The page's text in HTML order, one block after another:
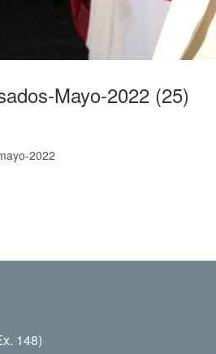
Mayo-2022 (25)
2022
148)